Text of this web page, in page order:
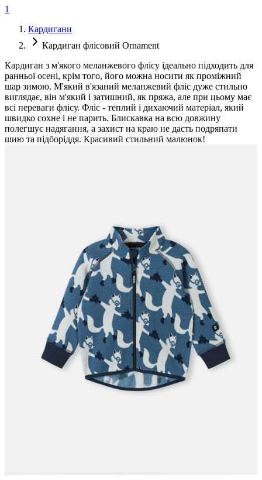
1
Кардигани
Кардиган флісовий Ornament
Кардиган з м'якого меланжевого флісу ідеально підходить для
ранньої осені, крім того, його можна носити як проміжний
шар зимою. М'який в'язаний меланжевий фліс дуже стильно
виглядає, він м'який і затишний, як пряжа, але при цьому має
всі переваги флісу. Фліс - теплий і дихаючий матеріал, який
швидко сохне і не парить. Блискавка на всю довжину
полегшує надягання, а захист на краю не дасть подряпати
шию та підборіддя. Красивий стильний малюнок!